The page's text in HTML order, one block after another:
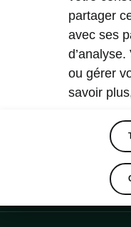
• Système de
Formulaire de
partager
avec ses
ou gérer
savoir